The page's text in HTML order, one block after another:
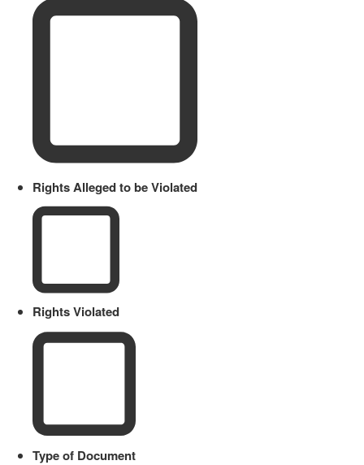
Rights Alleged to be Violated
Rights Violated
Type of Document